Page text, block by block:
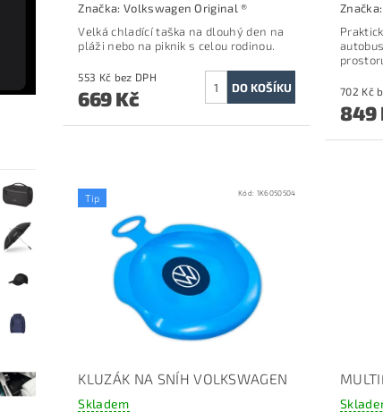
Značka: Volkswagen Original ®
Velká chladící taška na dlouhý den na
pláži nebo na piknik s celou rodinou.
553 Kč bez DPH
669 Kč
Značka:
849
Tip Kód: 1K6050504
KLUZÁK NA SNÍH VOLKSWAGEN
Skladem